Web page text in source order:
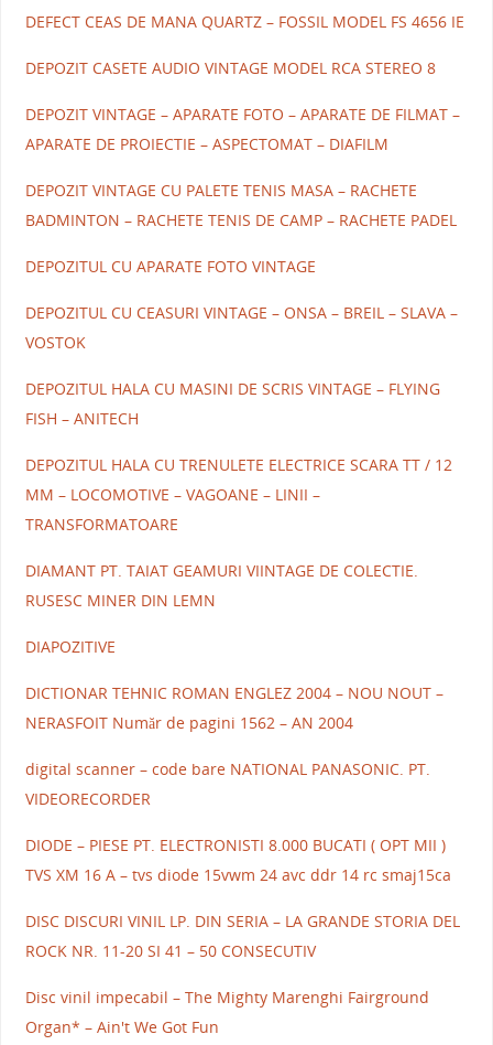
DEFECT CEAS DE MANA QUARTZ – FOSSIL MODEL FS 4656 IE
DEPOZIT CASETE AUDIO VINTAGE MODEL RCA STEREO 8
DEPOZIT VINTAGE – APARATE FOTO – APARATE DE FILMAT –
APARATE DE PROIECTIE – ASPECTOMAT – DIAFILM
DEPOZIT VINTAGE CU PALETE TENIS MASA – RACHETE
BADMINTON – RACHETE TENIS DE CAMP – RACHETE PADEL
DEPOZITUL CU APARATE FOTO VINTAGE
DEPOZITUL CU CEASURI VINTAGE – ONSA – BREIL – SLAVA –
VOSTOK
DEPOZITUL HALA CU MASINI DE SCRIS VINTAGE – FLYING
FISH – ANITECH
DEPOZITUL HALA CU TRENULETE ELECTRICE SCARA TT / 12
MM – LOCOMOTIVE – VAGOANE – LINII –
TRANSFORMATOARE
DIAMANT PT. TAIAT GEAMURI VIINTAGE DE COLECTIE.
RUSESC MINER DIN LEMN
DIAPOZITIVE
DICTIONAR TEHNIC ROMAN ENGLEZ 2004 – NOU NOUT –
NERASFOIT Număr de pagini 1562 – AN 2004
digital scanner – code bare NATIONAL PANASONIC. PT.
VIDEORECORDER
DIODE – PIESE PT. ELECTRONISTI 8.000 BUCATI ( OPT MII )
TVS XM 16 A – tvs diode 15vwm 24 avc ddr 14 rc smaj15ca
DISC DISCURI VINIL LP. DIN SERIA – LA GRANDE STORIA DEL
ROCK NR. 11-20 SI 41 – 50 CONSECUTIV
Disc vinil impecabil – The Mighty Marenghi Fairground
Organ* – Ain't We Got Fun